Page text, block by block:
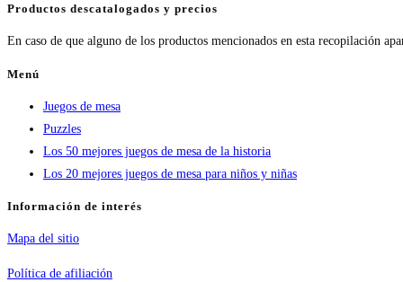
Productos descatalogados y precios
En caso de que alguno de los productos mencionados en esta recopilación
Menú
Juegos de mesa
Puzzles
Los 50 mejores juegos de mesa de la historia
Los 20 mejores juegos de mesa para niños y niñas
Información de interés
Mapa del sitio
Política de afiliación